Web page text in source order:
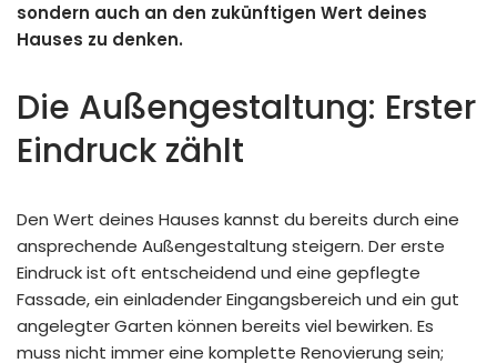
sondern auch an den zukünftigen Wert deines
Hauses zu denken.
Die Außengestaltung: Erster
Eindruck zählt
Den Wert deines Hauses kannst du bereits durch eine
ansprechende Außengestaltung steigern. Der erste
Eindruck ist oft entscheidend und eine gepflegte
Fassade, ein einladender Eingangsbereich und ein gut
angelegter Garten können bereits viel bewirken. Es
muss nicht immer eine komplette Renovierung sein;